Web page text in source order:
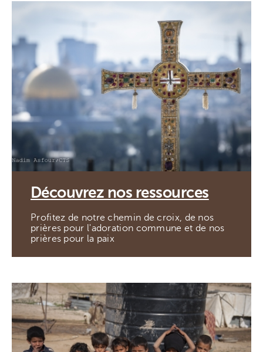
Découvrez nos ressources
Profitez de notre chemin de croix, de nos
prières pour l'adoration commune et de nos
prières pour la paix